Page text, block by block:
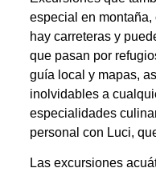
especial en
hay carreteras y
que pasan por
guía local y mapas,
inolvidables a
especialidades
personal con Luci,
Las excursiones